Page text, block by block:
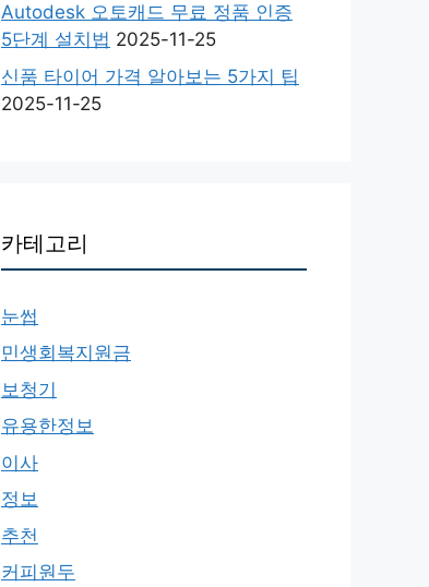
Autodesk 오토캐드 무료 정품 인증
5단계 설치법 2025-11-25
신품 타이어 가격 알아보는 5가지 팁
2025-11-25
카테고리
눈썹
민생회복지원금
보청기
유용한정보
이사
정보
추천
커피원두